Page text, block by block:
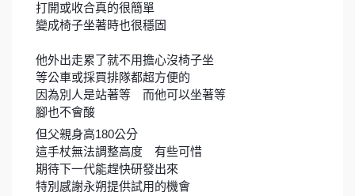
打開或收合真的很簡單
變成椅子坐著時也很穩固
他外出走累了就不用擔心沒椅子坐
等公車或採買排隊都超方便的
因為別人是站著等 而他可以坐著等
腳也不會酸
但父親身高180公分
這手杖無法調整高度 有些可惜
期待下一代能趕快研發出來
特別感謝永朔提供試用的機會